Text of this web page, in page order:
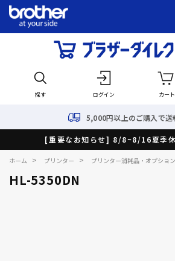
探す ログイン カート
5,000円以上のご購入で送
[重要なお知らせ] 8/8~8/16夏季休
ホーム > プリンター > プリンター消耗品・オプション
HL-5350DN